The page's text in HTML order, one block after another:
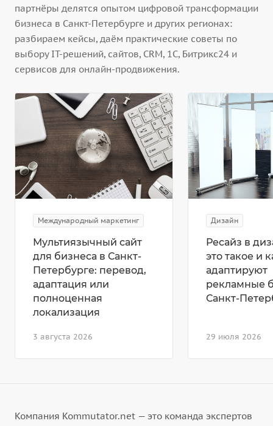
партнёры делятся опытом цифровой трансформации
бизнеса в Санкт-Петербурге и других регионах:
разбираем кейсы, даём практические советы по
выбору IT-решений, сайтов, CRM, 1С, Битрикс24 и
сервисов для онлайн-продвижения.
Международный маркетинг
3 августа 2026
Мультиязычный сайт
для бизнеса в Санкт-
Петербурге: перевод,
адаптация или
полноценная
локализация
Дизайн
29 июля 2026
Ресайз в
это такое и
адаптируют
рекламные
Санкт-
Компания Kommutator.net — это команда экспертов